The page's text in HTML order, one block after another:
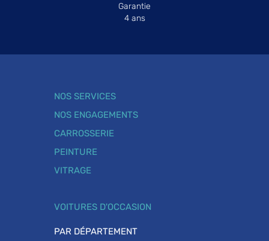
Garantie
4 ans
NOS SERVICES
NOS ENGAGEMENTS
CARROSSERIE
PEINTURE
VITRAGE
VOITURES D'OCCASION
PAR DÉPARTEMENT